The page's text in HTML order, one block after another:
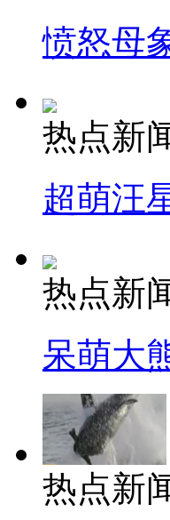
愤怒母
热点新
超萌汪
热点新
呆萌大
热点新